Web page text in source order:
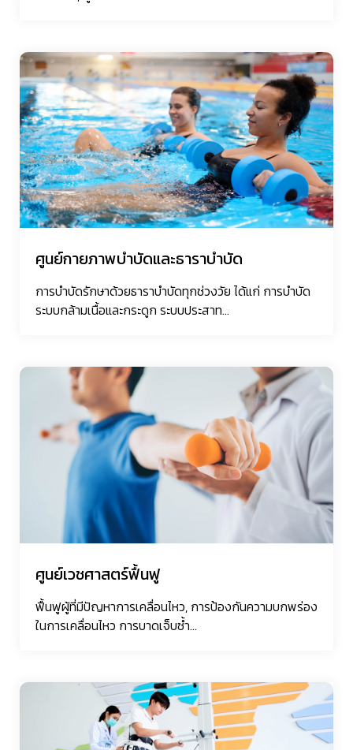
ศูนย์กายภาพบำบัดและธาราบำบัด
การบำบัดรักษาด้วยธาราบำบัดทุกช่วงวัย ได้แก่ การบำบัด
ระบบกล้ามเนื้อและกระดูก ระบบประสาท...
ศูนย์เวชศาสตร์ฟื้นฟู
ฟื้นฟูผู้ที่มีปัญหาการเคลื่อนไหว, การป้องกันความบกพร่อง
ในการเคลื่อนไหว การบาดเจ็บซ้ำ...